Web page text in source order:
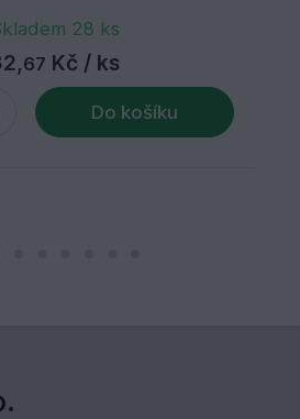
28 ks
67 Kč / ks
Do košíku